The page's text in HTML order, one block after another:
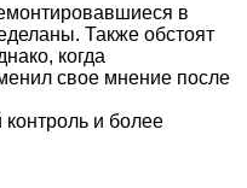
в
Также обстоят
когда
свое мнение после
и более